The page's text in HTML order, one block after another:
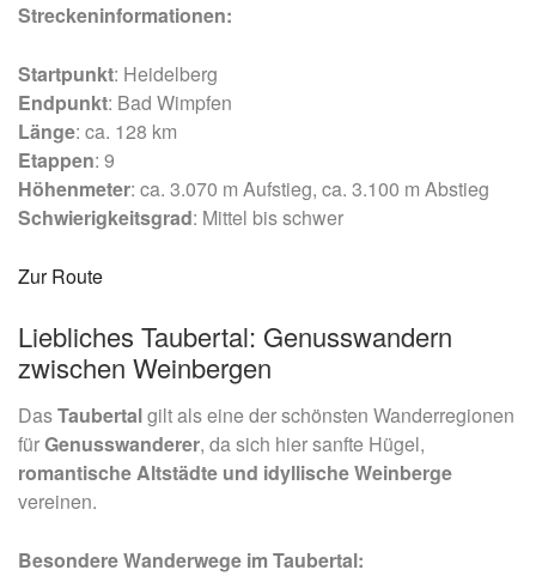
Streckeninformationen:
Startpunkt: Heidelberg​
Endpunkt: Bad Wimpfen​
Länge: ca. 128 km​
Etappen: 9​
Höhenmeter: ca. 3.070 m Aufstieg, ca. 3.100 m Abstieg​
Schwierigkeitsgrad: Mittel bis schwer​
Zur Route
Liebliches Taubertal: Genusswandern
zwischen Weinbergen
DasTaubertalgilt als eine der schönsten Wanderregionen
fürGenusswanderer, da sich hier sanfte Hügel,
romantische Altstädte und idyllische Weinberge
vereinen.
Besondere Wanderwege im Taubertal: